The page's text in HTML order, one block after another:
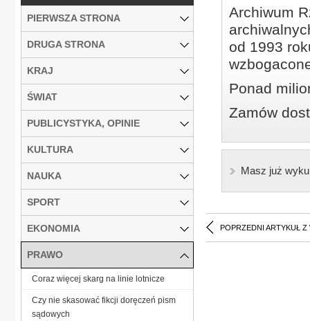
Archiwum
od 1993
Ponad
Zamów
Masz już
POPRZEDNI ARTYKUŁ Z
PIERWSZA STRONA
DRUGA STRONA
KRAJ
ŚWIAT
PUBLICYSTYKA, OPINIE
KULTURA
NAUKA
SPORT
EKONOMIA
PRAWO
Coraz więcej skarg na linie lotnicze
Czy nie skasować fikcji doręczeń pism
sądowych